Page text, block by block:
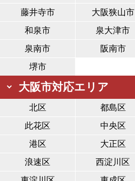
藤井寺市
大阪狭山市
和泉市
泉大津市
泉南市
阪南市
堺市
大阪市対応エリア
北区 都島区
此花区
中央区
港区
大正区
浪速区
西淀川区